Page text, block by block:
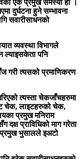
एक प्रमुख समस्या हो ।
दुर्घटना हुने सम्भावना
सवारीसाधनको
व्यवस्था विभागले
ल्याइसकेता पनि
गरी त्यसको प्रमाणिकरण
त्यस्ता चेकजाँचहरुमा
चेक, लाइटहरुको चेक,
प्रमुख मनिराम
प्राविधिको माग गरेता
प्रमुख भुसाललेइअटो